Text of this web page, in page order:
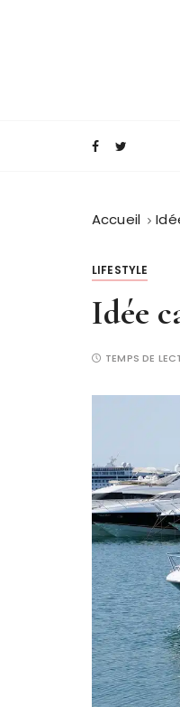
Accueil
LIFESTYLE
Idée
TEMPS DE